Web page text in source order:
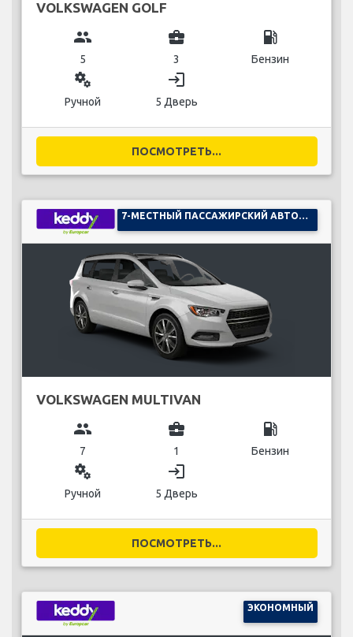
VOLKSWAGEN GOLF
group
5
business_center
3
local_gas_station
Бензин
miscellaneous_services
Ручной
login
5 Дверь
ПОСМОТРЕТЬ...
VOLKSWAGEN MULTIVAN
group
7
business_center
1
local_gas_station
Бензин
miscellaneous_services
Ручной
login
5 Дверь
ПОСМОТРЕТЬ...
ЭКОНОМНЫЙ